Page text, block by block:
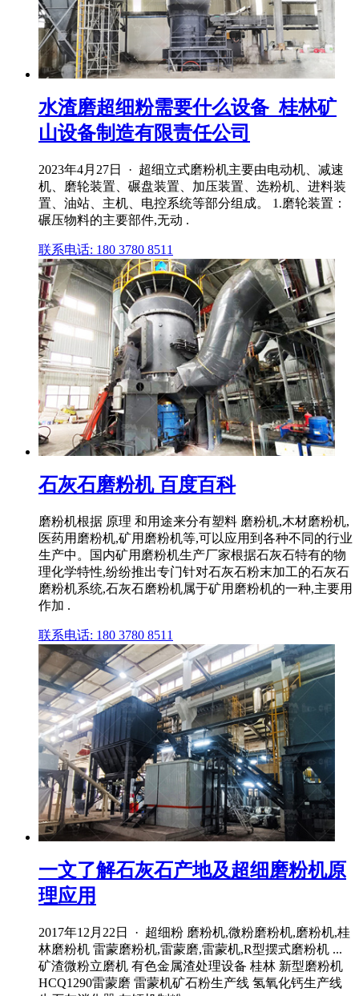
水渣磨超细粉需要什么设备_桂林矿
山设备制造有限责任公司
2023年4月27日 · 超细立式磨粉机主要由电动机、减速
机、磨轮装置、碾盘装置、加压装置、选粉机、进料装
置、油站、主机、电控系统等部分组成。 1.磨轮装置：
碾压物料的主要部件,无动 .
联系电话: 180 3780 8511
石灰石磨粉机 百度百科
磨粉机根据 原理 和用途来分有塑料 磨粉机,木材磨粉机,
医药用磨粉机,矿用磨粉机等,可以应用到各种不同的行业
生产中。国内矿用磨粉机生产厂家根据石灰石特有的物
理化学特性,纷纷推出专门针对石灰石粉末加工的石灰石
磨粉机系统,石灰石磨粉机属于矿用磨粉机的一种,主要用
作加 .
联系电话: 180 3780 8511
一文了解石灰石产地及超细磨粉机原
理应用
2017年12月22日 · 超细粉 磨粉机,微粉磨粉机,磨粉机,桂
林磨粉机 雷蒙磨粉机,雷蒙磨,雷蒙机,R型摆式磨粉机 ...
矿渣微粉立磨机 有色金属渣处理设备 桂林 新型磨粉机
HCQ1290雷蒙磨 雷蒙机矿石粉生产线 氢氧化钙生产线